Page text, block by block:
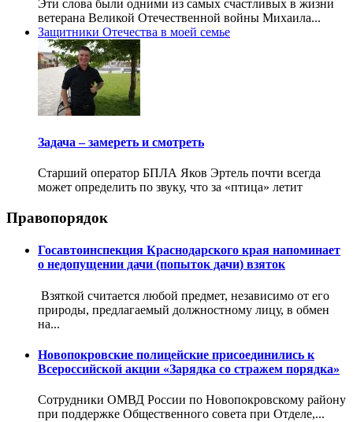
Эти слова были одними из самых счастливых в жизни
ветерана Великой Отечественной войны Михаила...
Защитники Отечества в моей семье
Задача – замереть и смотреть
Старший оператор БПЛА Яков Эртель почти всегда
может определить по звуку, что за «птица» летит
Правопорядок
Госавтоинспекция Краснодарского края напоминает
о недопущении дачи (попыток дачи) взяток
Взяткой считается любой предмет, независимо от его
природы, предлагаемый должностному лицу, в обмен
на...
Новопокровские полицейские присоединились к
Всероссийской акции «Зарядка со стражем порядка»
Сотрудники ОМВД России по Новопокровскому району
при поддержке Общественного совета при Отделе,...